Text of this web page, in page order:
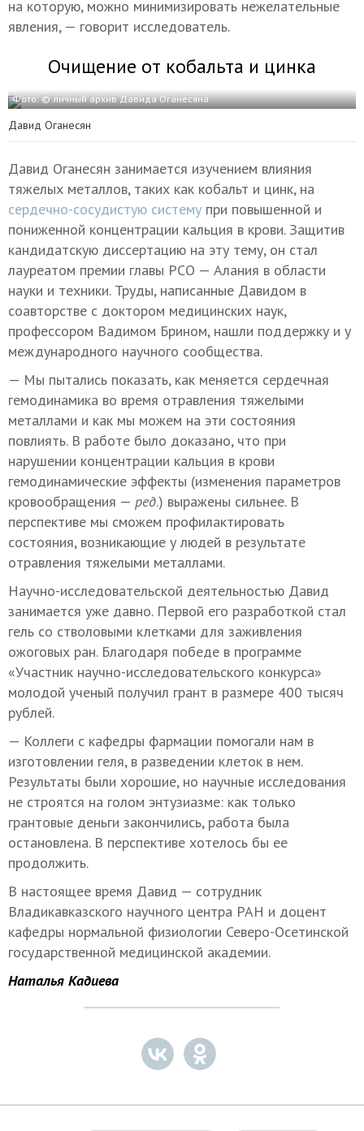
на которую, можно минимизировать нежелательные
явления, — говорит исследователь.
Очищение от кобальта и цинка
Фото: © личный архив Давида Оганесяна
Давид Оганесян
Давид Оганесян занимается изучением влияния
тяжелых металлов, таких как кобальт и цинк, на
сердечно-сосудистую систему при повышенной и
пониженной концентрации кальция в крови. Защитив
кандидатскую диссертацию на эту тему, он стал
лауреатом премии главы РСО — Алания в области
науки и техники. Труды, написанные Давидом в
соавторстве с доктором медицинских наук,
профессором Вадимом Брином, нашли поддержку и у
международного научного сообщества.
— Мы пытались показать, как меняется сердечная
гемодинамика во время отравления тяжелыми
металлами и как мы можем на эти состояния
повлиять. В работе было доказано, что при
нарушении концентрации кальция в крови
гемодинамические эффекты (изменения параметров
кровообращения — ред.) выражены сильнее. В
перспективе мы сможем профилактировать
состояния, возникающие у людей в результате
отравления тяжелыми металлами.
Научно-исследовательской деятельностью Давид
занимается уже давно. Первой его разработкой стал
гель со стволовыми клетками для заживления
ожоговых ран. Благодаря победе в программе
«Участник научно-исследовательского конкурса»
молодой ученый получил грант в размере 400 тысяч
рублей.
— Коллеги с кафедры фармации помогали нам в
изготовлении геля, в разведении клеток в нем.
Результаты были хорошие, но научные исследования
не строятся на голом энтузиазме: как только
грантовые деньги закончились, работа была
остановлена. В перспективе хотелось бы ее
продолжить.
В настоящее время Давид — сотрудник
Владикавказского научного центра РАН и доцент
кафедры нормальной физиологии Северо-Осетинской
государственной медицинской академии.
Наталья Кадиева